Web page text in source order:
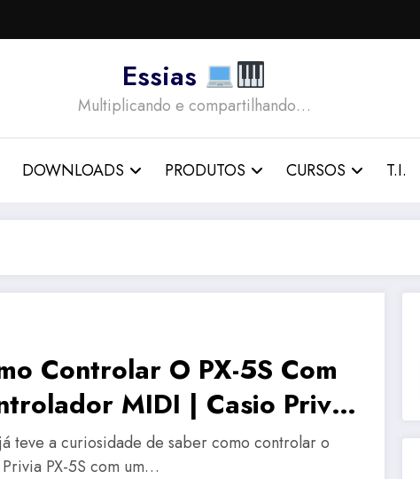
Essias
Multiplicando e compartilhando…
DOWNLOADS PRODUTOS CURSOS T.I.
Controlar O PX-5S Com
MIDI | Casio Privia
teve a curiosidade de saber como controlar o
PX-5S com um…